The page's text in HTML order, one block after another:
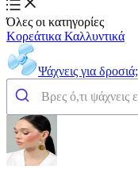
Όλες οι κατηγορίες
Κορεάτικα Καλλυντικά
Ψάχνεις για δροσιά;